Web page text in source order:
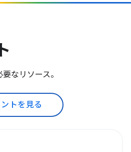
なリソース。
トを見る